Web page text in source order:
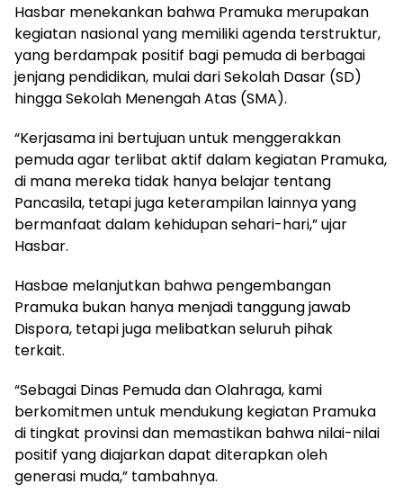
Hasbar menekankan bahwa Pramuka merupakan
kegiatan nasional yang memiliki agenda terstruktur,
yang berdampak positif bagi pemuda di berbagai
jenjang pendidikan, mulai dari Sekolah Dasar (SD)
hingga Sekolah Menengah Atas (SMA).
“Kerjasama ini bertujuan untuk menggerakkan
pemuda agar terlibat aktif dalam kegiatan Pramuka,
di mana mereka tidak hanya belajar tentang
Pancasila, tetapi juga keterampilan lainnya yang
bermanfaat dalam kehidupan sehari-hari,” ujar
Hasbar.
Hasbae melanjutkan bahwa pengembangan
Pramuka bukan hanya menjadi tanggung jawab
Dispora, tetapi juga melibatkan seluruh pihak
terkait.
“Sebagai Dinas Pemuda dan Olahraga, kami
berkomitmen untuk mendukung kegiatan Pramuka
di tingkat provinsi dan memastikan bahwa nilai-nilai
positif yang diajarkan dapat diterapkan oleh
generasi muda,” tambahnya.